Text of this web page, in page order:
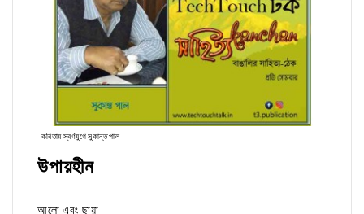
কবিতায় স্বর্ণযুগে সুকান্ত পাল
উপায়হীন
আলো এবং ছায়া